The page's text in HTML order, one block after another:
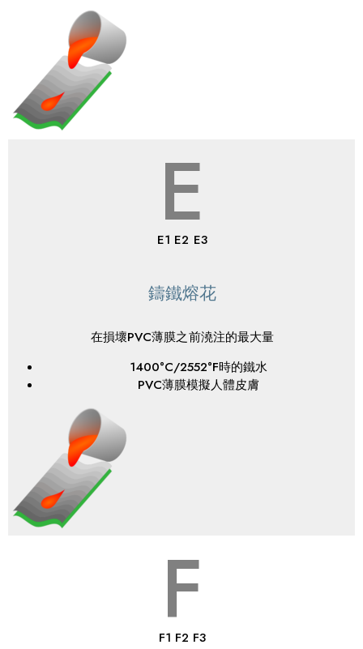
E
E1 E2 E3
鑄鐵熔花
在損壞PVC薄膜之前澆注的最大量
1400°C/2552°F時的鐵水
PVC薄膜模擬人體皮膚
F
F1 F2 F3